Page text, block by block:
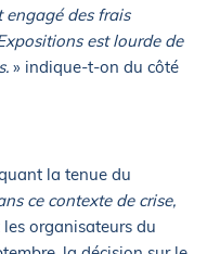
des frais
est lourde de
» indique-t-on du côté
la tenue du
ce contexte de crise,
organisateurs du